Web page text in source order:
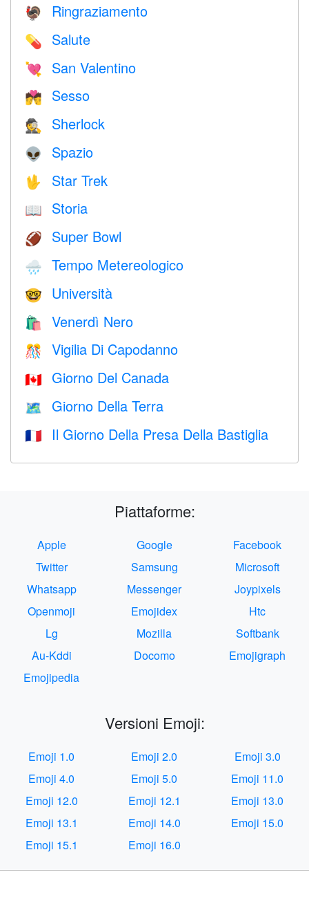
🦃 Ringraziamento
💊 Salute
💘 San Valentino
💏 Sesso
🕵️ Sherlock
👽 Spazio
🖖 Star Trek
📖 Storia
🏈 Super Bowl
🌧 Tempo Metereologico
🤓 Università
🛍 Venerdì Nero
🎊 Vigilia Di Capodanno
🇨🇦 Giorno Del Canada
🗺️ Giorno Della Terra
🇫🇷 Il Giorno Della Presa Della Bastiglia
Piattaforme:
Apple Google
Facebook
Twitter
Samsung
Microsoft
Whatsapp
Messenger
Joypixels
Openmoji
Emojidex
Htc
Lg
Mozilla
Softbank
Au-Kddi
Docomo
Emojigraph
Emojipedia
Versioni Emoji:
Emoji 1.0 Emoji 2.0
Emoji 3.0
Emoji 4.0
Emoji 5.0
Emoji 11.0
Emoji 12.0
Emoji 12.1
Emoji 13.0
Emoji 13.1
Emoji 14.0
Emoji 15.0
Emoji 15.1
Emoji 16.0